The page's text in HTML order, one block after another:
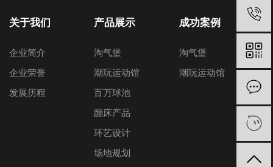
关于我们
企业简介
企业荣誉
发展历程
产品展示
淘气堡
潮玩运动馆
百万球池
蹦床产品
环艺设计
场地规划
成功案例
淘气堡
潮玩运动馆